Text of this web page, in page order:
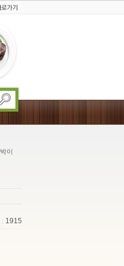
이
: 1915